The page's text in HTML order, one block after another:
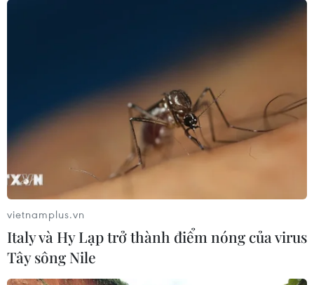
vietnamplus.vn
Italy và Hy Lạp trở thành điểm nóng của virus
Tây sông Nile